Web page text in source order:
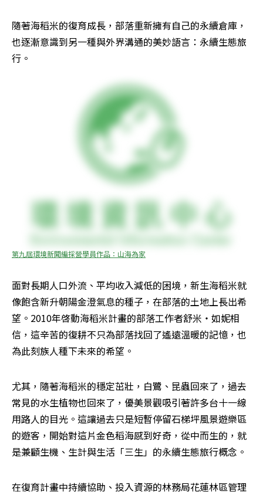
隨著海稻米的復育成長，部落重新擁有自己的永續倉庫，
也逐漸意識到另一種與外界溝通的美妙語言：永續生態旅
行。
第九屆環境新聞編採營學員作品：山海為家
面對長期人口外流、平均收入減低的困境，新生海稻米就
像飽含新升朝陽金澄氣息的種子，在部落的土地上長出希
望。2010年啓動海稻米計畫的部落工作者舒米‧如妮相
信，這辛苦的復耕不只為部落找回了遙遠溫暖的記憶，也
為此刻族人種下未來的希望。
尤其，隨著海稻米的穩定茁壯，白鷺、昆蟲回來了，過去
常見的水生植物也回來了，優美景觀吸引著許多台十一線
用路人的目光。這讓過去只是短暫停留石梯坪風景遊樂區
的遊客，開始對這片金色稻海感到好奇，從中而生的，就
是兼顧生機、生計與生活「三生」的永續生態旅行概念。
在復育計畫中持續協助、投入資源的林務局花蓮林區管理